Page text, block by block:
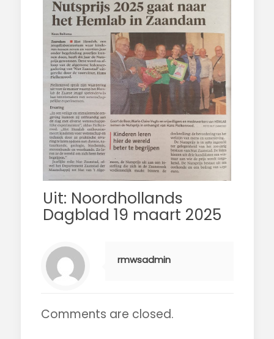
Uit: Noordhollands
Dagblad 19 maart 2025
rmwsadmin
Comments are closed.